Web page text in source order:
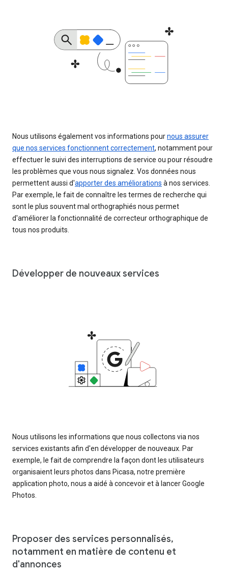
Nous utilisons également vos informations pournous assurer
que nos services fonctionnent correctement, notamment pour
effectuer le suivi des interruptions de service ou pour résoudre
les problèmes que vous nous signalez. Vos données nous
permettent aussi d'apporter des améliorations à nos services.
Par exemple, le fait de connaître les termes de recherche qui
sont le plus souvent mal orthographiés nous permet
d'améliorer la fonctionnalité de correcteur orthographique de
tous nos produits.
Développer de nouveaux services
Nous utilisons les informations que nous collectons via nos
services existants afin d'en développer de nouveaux. Par
exemple, le fait de comprendre la façon dont les utilisateurs
organisaient leurs photos dans Picasa, notre première
application photo, nous a aidé à concevoir et à lancer Google
Photos.
Proposer des services personnalisés,
notamment en matière de contenu et
d'annonces